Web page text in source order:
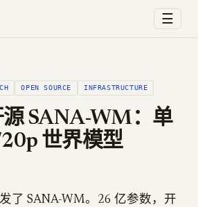
☰
OPEN SOURCE INFRASTRUCTURE
SANA-WM：单
世界模型
了 SANA-WM。26 亿参数，开